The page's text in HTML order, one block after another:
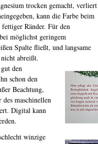
trocken gemacht, verliert
kann die Farbe beim
Ränder. Für den
möglichst geringem
Spalte fließt, und langsame
abreißt.
den
schon den
Beachtung,
maschinellen
Digital kann
winzige